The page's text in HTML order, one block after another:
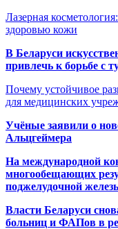
Лазерная
здоровью кожи
В Беларуси
привлечь к борьбе с
Почему устойчивое
для медицинских
Учёные заявили о
Альцгеймера
На международной
многообещающих
поджелудочной
Власти Беларуси
больниц и ФАПов в